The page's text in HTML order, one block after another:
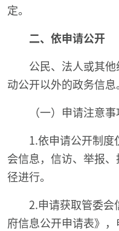
定。
二、依申请公开
公民、法人或其
动公开以外的政务信息
（一）申请注意
1.依申请公开制
会信息，信访、举报
径进行。
2.申请获取管委
府信息公开申请表》